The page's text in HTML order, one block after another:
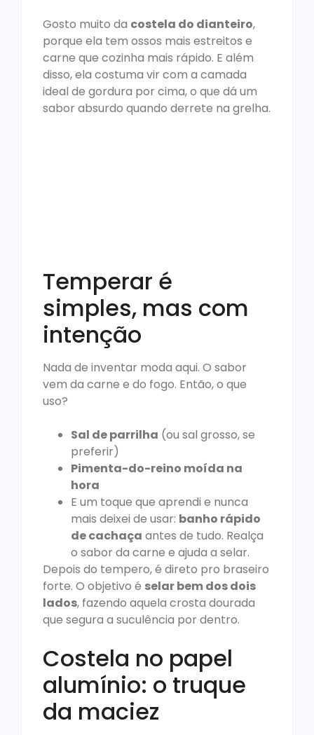
Gosto muito da costela do dianteiro,
porque ela tem ossos mais estreitos e
carne que cozinha mais rápido. E além
disso, ela costuma vir com a camada
ideal de gordura por cima, o que dá um
sabor absurdo quando derrete na grelha.
Temperar é
simples, mas com
intenção
Nada de inventar moda aqui. O sabor
vem da carne e do fogo. Então, o que
uso?
Sal de parrilha (ou sal grosso, se
preferir)
Pimenta-do-reino moída na
hora
E um toque que aprendi e nunca
mais deixei de usar: banho rápido
de cachaça antes de tudo. Realça
o sabor da carne e ajuda a selar.
Depois do tempero, é direto pro braseiro
forte. O objetivo é selar bem dos dois
lados, fazendo aquela crosta dourada
que segura a suculência por dentro.
Costela no papel
alumínio: o truque
da maciez